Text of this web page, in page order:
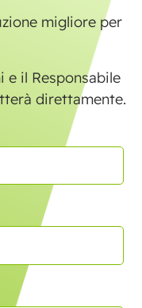
migliore per
e il Responsabile
direttamente.